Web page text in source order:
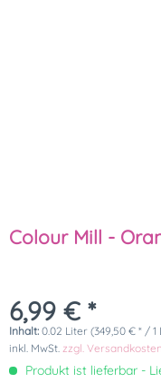
Colour Mill -
6,99 € *
Inhalt: 0.02 Liter (349,50 € * / 1
inkl. MwSt. zzgl. Versandkosten
Produkt ist lieferbar -